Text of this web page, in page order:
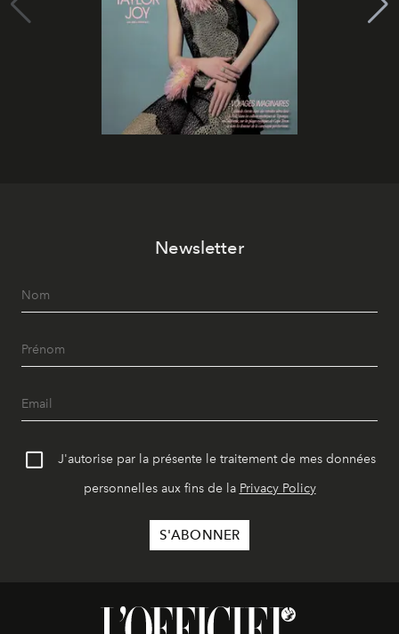
Newsletter
J'autorise par la présente le traitement de mes données
personnelles aux fins de la Privacy Policy